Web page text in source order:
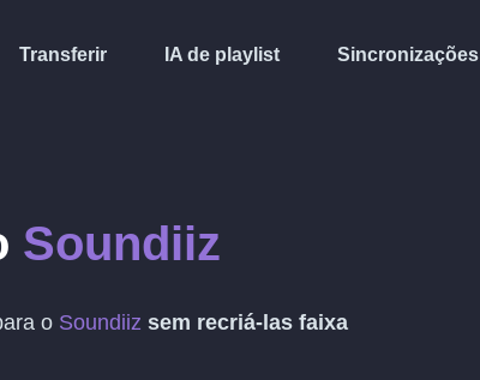
Transferir IA de playlist Sincronizações
Soundiiz
o Soundiiz sem recriá-las faixa